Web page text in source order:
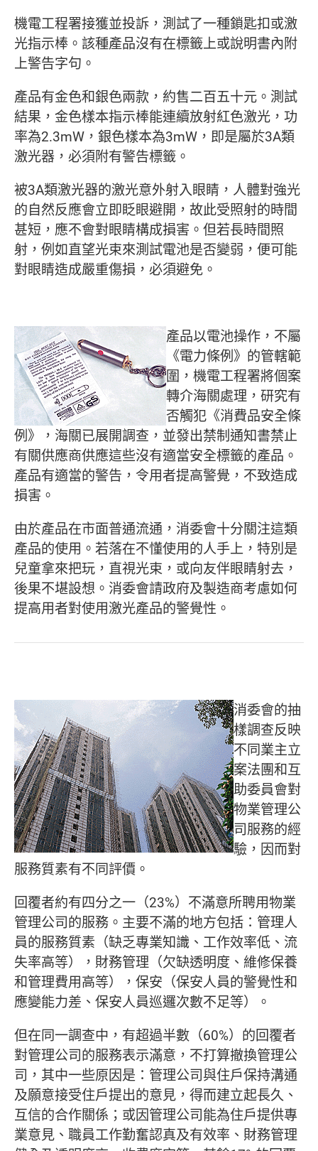
機電工程署接獲並投訴，測試了一種鎖匙扣或激
光指示棒。該種產品沒有在標籤上或說明書內附
上警告字句。
產品有金色和銀色兩款，約售二百五十元。測試
結果，金色樣本指示棒能連續放射紅色激光，功
率為2.3mW，銀色樣本為3mW，即是屬於3A類
激光器，必須附有警告標籤。
被3A類激光器的激光意外射入眼睛，人體對強光
的自然反應會立即眨眼避開，故此受照射的時間
甚短，應不會對眼睛構成損害。但若長時間照
射，例如直望光束來測試電池是否變弱，便可能
對眼睛造成嚴重傷損，必須避免。
產品以電池操作，不屬
《電力條例》的管轄範
圍，機電工程署將個案
轉介海關處理，研究有
否觸犯《消費品安全條
例》，海關已展開調查，並發出禁制通知書禁止
有關供應商供應這些沒有適當安全標籤的產品。
產品有適當的警告，令用者提高警覺，不致造成
損害。
由於產品在市面普通流通，消委會十分關注這類
產品的使用。若落在不懂使用的人手上，特別是
兒童拿來把玩，直視光束，或向友伴眼睛射去，
後果不堪設想。消委會請政府及製造商考慮如何
提高用者對使用激光產品的警覺性。
消委會的抽
樣調查反映
不同業主立
案法團和互
助委員會對
物業管理公
司服務的經
驗，因而對
服務質素有不同評價。
回覆者約有四分之一（23%）不滿意所聘用物業
管理公司的服務。主要不滿的地方包括：管理人
員的服務質素（缺乏專業知識、工作效率低、流
失率高等），財務管理（欠缺透明度、維修保養
和管理費用高等），保安（保安人員的警覺性和
應變能力差、保安人員巡邏次數不足等）。
但在同一調查中，有超過半數（60%）的回覆者
對管理公司的服務表示滿意，不打算撤換管理公
司，其中一些原因是：管理公司與住戶保持溝通
及願意接受住戶提出的意見，得而建立起長久、
互信的合作關係；或因管理公司能為住戶提供專
業意見、職員工作勤奮認真及有效率、財務管理